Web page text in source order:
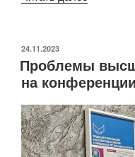
системы
и
в
ОПУБЛИКОВАНО
24.11.2023
Проблемы
на конференции